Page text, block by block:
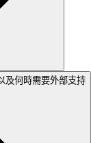
及何時需要外部支持